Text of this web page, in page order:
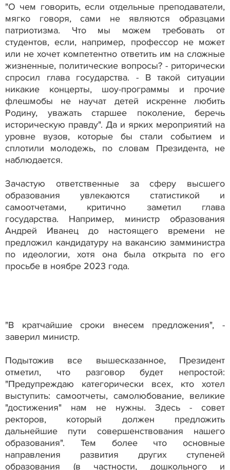
"О чем говорить, если отдельные преподаватели,
мягко говоря, сами не являются образцами
патриотизма. Что мы можем требовать от
студентов, если, например, профессор не может
или не хочет компетентно ответить им на сложные
жизненные, политические вопросы? - риторически
спросил глава государства. - В такой ситуации
никакие концерты, шоу-программы и прочие
флешмобы не научат детей искренне любить
Родину, уважать старшее поколение, беречь
историческую правду". Да и ярких мероприятий на
уровне вузов, которые бы стали событием и
сплотили молодежь, по словам Президента, не
наблюдается.
Зачастую ответственные за сферу высшего
образования увлекаются статистикой и
самоотчетами, критично заметил глава
государства. Например, министр образования
Андрей Иванец до настоящего времени не
предложил кандидатуру на вакансию замминистра
по идеологии, хотя она была открыта по его
просьбе в ноябре 2023 года.
"В кратчайшие сроки внесем предложения", -
заверил министр.
Подытожив все вышесказанное, Президент
отметил, что разговор будет непростой:
"Предупреждаю категорически всех, кто хотел
выступить: самоотчеты, самолюбование, великие
"достижения" нам не нужны. Здесь - совет
ректоров, который должен предложить
дальнейшие пути совершенствования нашего
образования". Тем более что основные
направления развития других ступеней
образования (в частности, дошкольного и